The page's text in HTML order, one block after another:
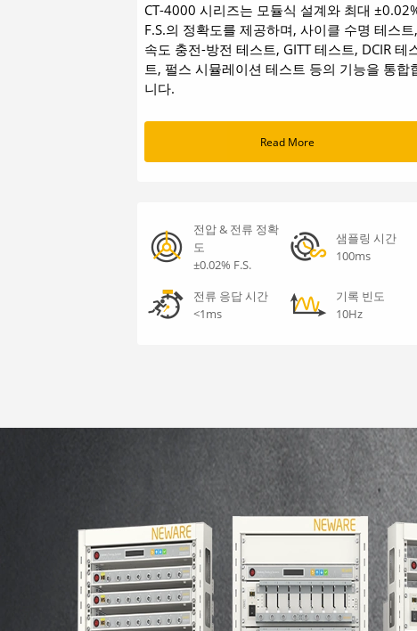
CT-4000 시리즈는 모듈식 설계와 최대
F.S.의 정확도를 제공하며, 사이클 수명 테스트,
속도 충전-방전 테스트, GITT 테스트, DCIR 테
트, 펄스 시뮬레이션 테스트 등의 기능을 통합
니다.
Read More
전압 & 전류 정확
도
±0.02% F.S.
샘플링 시간
100ms
전류 응답 시간
<1ms
기록 빈도
10Hz